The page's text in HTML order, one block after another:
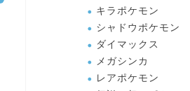
キラポケモン
シャドウポケモン
ダイマックス
メガシンカ
レアポケモン